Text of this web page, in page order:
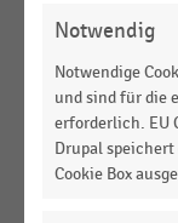
Notwendig
Notwendige
und sind für die
erforderlich. EU
Drupal
Cookie Box